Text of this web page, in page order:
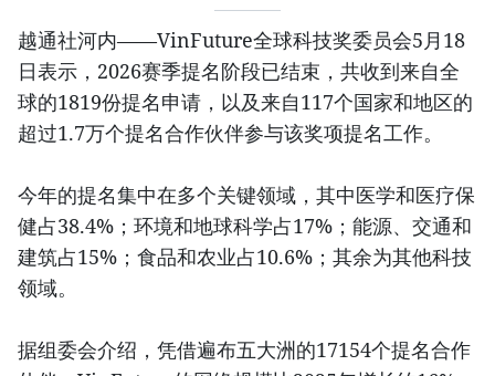
越通社河内——VinFuture全球科技奖委员会5月18
日表示，2026赛季提名阶段已结束，共收到来自全
球的1819份提名申请，以及来自117个国家和地区的
超过1.7万个提名合作伙伴参与该奖项提名工作。
今年的提名集中在多个关键领域，其中医学和医疗保
健占38.4%；环境和地球科学占17%；能源、交通和
建筑占15%；食品和农业占10.6%；其余为其他科技
领域。
据组委会介绍，凭借遍布五大洲的17154个提名合作